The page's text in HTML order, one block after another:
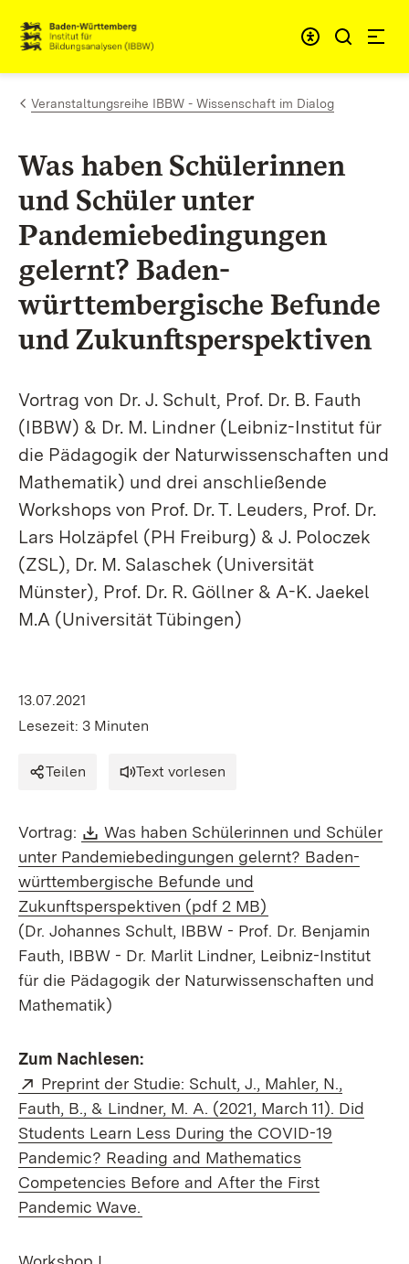
Zum Inhalt springen
Link zur Startseite
Veranstaltungsreihe IBBW - Wissenschaft im Dialog
Was haben Schülerinnen
und Schüler unter
Pandemiebedingungen
gelernt? Baden-
württembergische Befunde
und Zukunftsperspektiven
Vortrag von Dr. J. Schult, Prof. Dr. B. Fauth
(IBBW) & Dr. M. Lindner (Leibniz-Institut für
die Pädagogik der Naturwissenschaften und
Mathematik) und drei anschließende
Workshops von Prof. Dr. T. Leuders, Prof. Dr.
Lars Holzäpfel (PH Freiburg) & J. Poloczek
(ZSL), Dr. M. Salaschek (Universität
Münster), Prof. Dr. R. Göllner & A-K. Jaekel
M.A (Universität Tübingen)
13.07.2021
Lesezeit: 3 Minuten
Teilen Text vorlesen
Vortrag: Download:
Was haben Schülerinnen und Schüler
unter Pandemiebedingungen gelernt? Baden-
württembergische Befunde und
Zukunftsperspektiven (pdf 2 MB)
(Dr. Johannes Schult, IBBW - Prof. Dr. Benjamin
Fauth, IBBW - Dr. Marlit Lindner, Leibniz-Institut
für die Pädagogik der Naturwissenschaften und
Mathematik)
Zum Nachlesen:
Extern:
Preprint der Studie: Schult, J., Mahler, N.,
Fauth, B., & Lindner, M. A. (2021, March 11). Did
Students Learn Less During the COVID-19
Pandemic? Reading and Mathematics
Competencies Before and After the First
Pandemic Wave.